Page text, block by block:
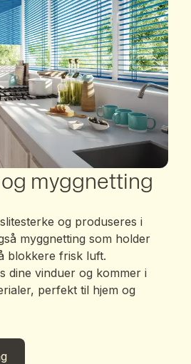
myggnetting
og produseres i
myggnetting som holder
blokkere frisk luft.
dine vinduer og kommer i
perfekt til hjem og